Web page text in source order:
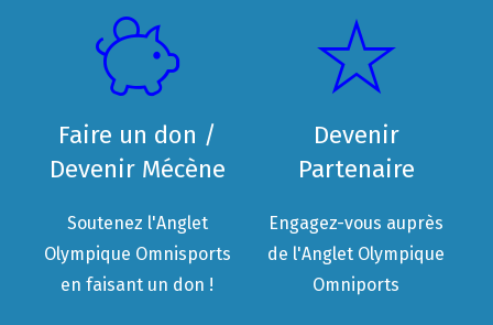
Faire un don /
Devenir Mécène
Soutenez l'Anglet
Olympique Omnisports
en faisant un don !
Devenir
Partenaire
Engagez-vous auprès
de l'Anglet Olympique
Omniports